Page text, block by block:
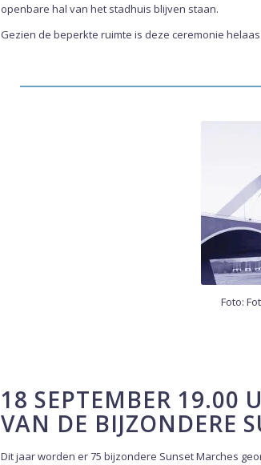
openbare hal van het stadhuis blijven staan.
Gezien de beperkte ruimte is deze ceremonie
Foto:
18 SEPTEMBER 19.00
VAN DE BIJZONDERE
Dit jaar worden er 75 bijzondere Sunset Marches